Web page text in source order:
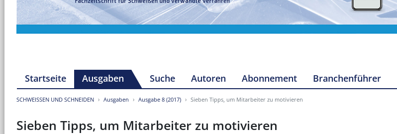
Startseite Ausgaben Suche Autoren Abonnement Branchenführer
SCHWEISSEN UND SCHNEIDEN Ausgaben Ausgabe 8 (2017) Sieben Tipps, um Mitarbeiter zu motivieren
Sieben Tipps, um Mitarbeiter zu motivieren